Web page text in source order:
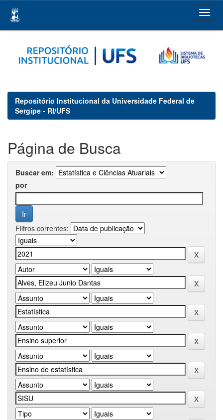
navigation
Repositório Institucional da Universidade Federal de
Sergipe - RI/UFS
Página de Busca
Buscar em:
por
Filtros correntes: